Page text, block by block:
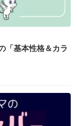
「基本性格＆カラ